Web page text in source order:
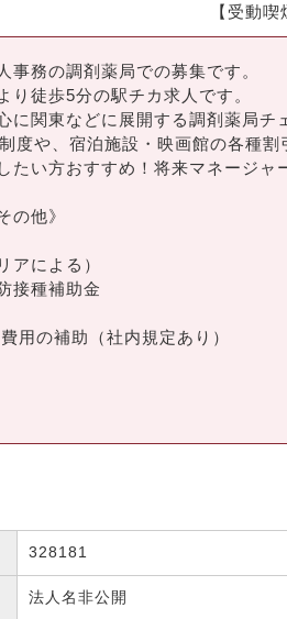
【受動
事務の調剤薬局での募集です。
り徒歩5分の駅チカ求人です。
に関東などに展開する調剤薬局チ
度や、宿泊施設・映画館の各種
たい方おすすめ！将来マネージャ
の他》
アによる）
接種補助金
用の補助（社内規定あり）
328181
法人名非公開